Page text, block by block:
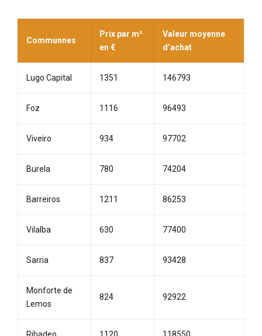
Communnes
Prix par m²
en €
Valeur moyenne
d’achat
Lugo Capital 1351 146793
Foz 1116 96493
Viveiro 934 97702
Burela 780 74204
Barreiros 1211 86253
Vilalba 630 77400
Sarria 837 93428
Monforte de
Lemos
824 92922